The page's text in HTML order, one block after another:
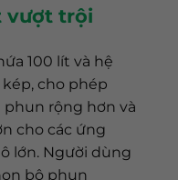
vượt trội
100 lít và hệ
cho phép
rộng hơn và
cho các ứng
lớn. Người dùng
bộ phun